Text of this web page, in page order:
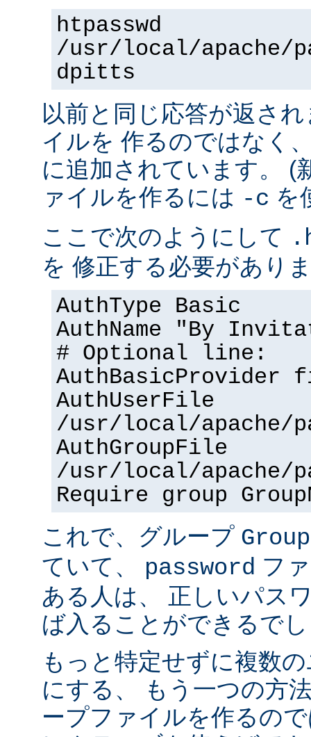
htpasswd
/usr/local/apache/
dpitts
以前と同じ応答が返さ
イルを 作るのではなく
に追加されています。 (
ァイルを作るには -c を
ここで次のようにして
を 修正する必要があり
AuthType Basic
AuthName "By
# Optional line:
AuthBasicProvider
AuthUserFile
/usr/local/apache/
AuthGroupFile
/usr/local/apache/
Require group
これで、グループ
ていて、 password フ
ある人は、 正しいパス
ば入ることができるで
もっと特定せずに複数
にする、 もう一つの方
ープファイルを作るの